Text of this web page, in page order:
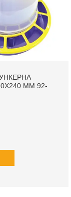
ММ 92-